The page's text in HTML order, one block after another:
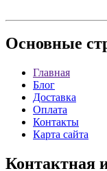
Основные
Главная
Блог
Доставка
Оплата
Контакты
Карта сайта
Контактная